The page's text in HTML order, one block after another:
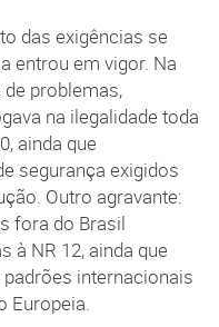
das exigências se
entrou em vigor. Na
problemas,
na ilegalidade toda
ainda que
segurança exigidos
Outro agravante:
fora do Brasil
à NR 12, ainda que
internacionais
Europeia.